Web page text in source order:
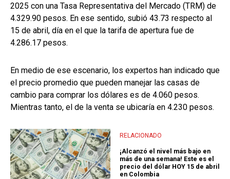
2025 con una Tasa Representativa del Mercado (TRM) de
4.329.90 pesos. En ese sentido, subió 43.73 respecto al
15 de abril, día en el que la tarifa de apertura fue de
4.286.17 pesos.
En medio de ese escenario, los expertos han indicado que
el precio promedio que pueden manejar las casas de
cambio para comprar los dólares es de 4.060 pesos.
Mientras tanto, el de la venta se ubicaría en 4.230 pesos.
RELACIONADO
¡Alcanzó el nivel más bajo en
más de una semana! Este es el
precio del dólar HOY 15 de abril
en Colombia